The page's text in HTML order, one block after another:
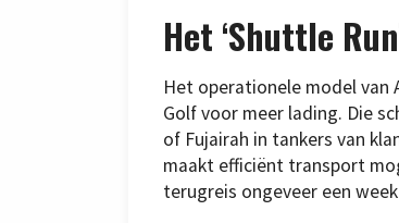
Het ‘Shuttle
Het operationele model van
Golf voor meer lading. Die
of Fujairah in tankers van
maakt efficiënt transport
terugreis ongeveer een